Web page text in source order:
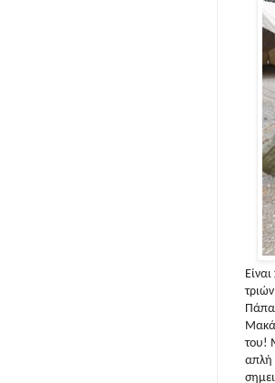
Πάπα
του!
απλή